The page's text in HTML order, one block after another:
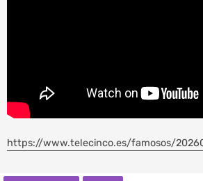
https://www.telecinco.es/famosos/